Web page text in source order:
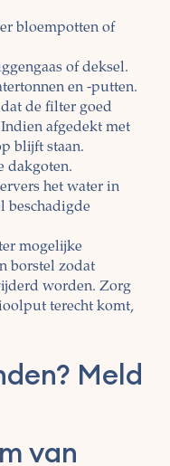
bloempotten of
of deksel.
en -putten.
de filter goed
afgedekt met
blijft staan.
dakgoten.
het water in
beschadigde
mogelijke
borstel zodat
worden. Zorg
terecht komt,
Meld
van